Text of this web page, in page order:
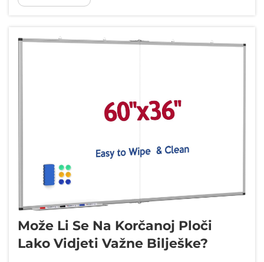
poboljšanje svojih brainstorming sjednica,
Može Li Se Na Korčanoj Ploči
Lako Vidjeti Važne Bilješke?